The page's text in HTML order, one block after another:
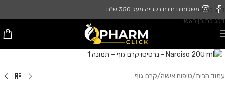
דלג לניווט
דלג לתוכן ראשי
משלוחים חינם בקנייה מעל 350 ש"ח
עמוד הבית/טיפוח אישה/קרם גוף